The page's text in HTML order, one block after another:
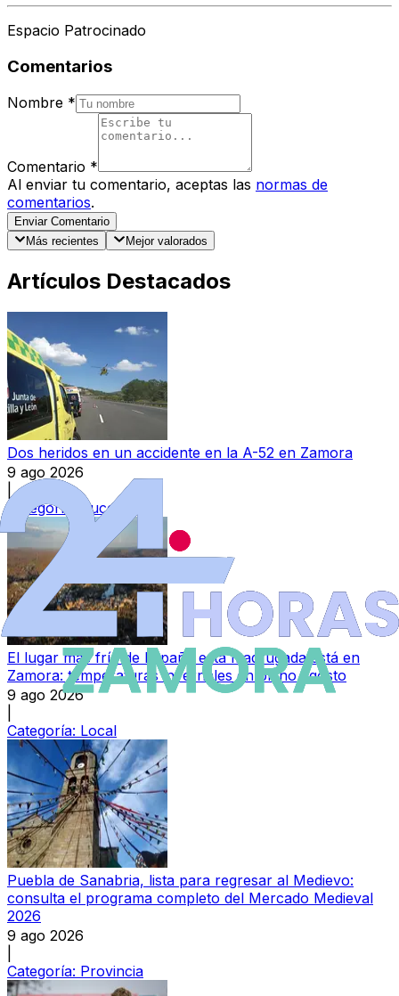
Espacio Patrocinado
Comentarios
Nombre *
Comentario *
Al enviar tu comentario, aceptas las normas de
comentarios.
Enviar Comentario
Más recientes
Mejor valorados
Artículos Destacados
Dos heridos en un accidente en la A-52 en Zamora
9 ago 2026
Categoría:
Sucesos
El lugar más frío de España esta madrugada está en
Zamora: temperaturas invernales en pleno agosto
9 ago 2026
Categoría: Local
Puebla de Sanabria, lista para regresar al Medievo:
consulta el programa completo del Mercado Medieval
2026
9 ago 2026
Categoría: Provincia